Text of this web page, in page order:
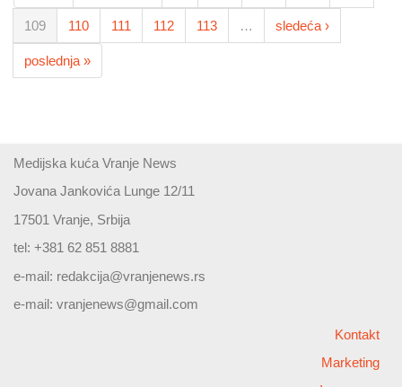
109 110 111 112 113 … sledeća ›
poslednja »
Medijska kuća Vranje News
Jovana Jankovića Lunge 12/11
17501 Vranje, Srbija
tel: +381 62 851 8881
e-mail: redakcija@vranjenews.rs
e-mail: vranjenews@gmail.com
Kontakt
Marketing